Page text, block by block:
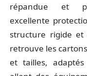
répandue et
excellente
structure rigide et
retrouve les
et tailles,